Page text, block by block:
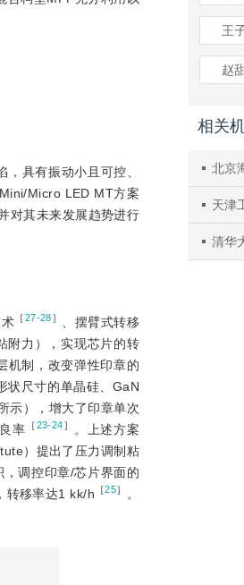
具有振动小且可控、
Micro LED MT方案
对其未来发展趋势进行
术 ［27-28］
、摆臂式转移
附力），实现芯片的转
机制，改变弹性印章的
状尺寸的单晶硅、GaN
示），增大了印章单次
率 ［23-24］ 。上述方案
）提出了压力调制粘
，调控印章/芯片界面的
转移率达1 kk/h ［25］
。
王
赵
相关
北京
天津工业
清华